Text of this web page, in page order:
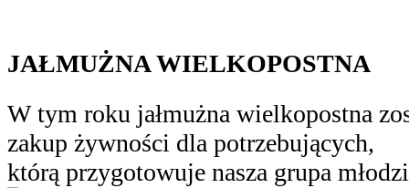
JAŁMUŻNA WIELKOPOSTNA
W tym roku jałmużna wielkopostna
zakup żywności dla potrzebujących,
którą przygotowuje nasza grupa